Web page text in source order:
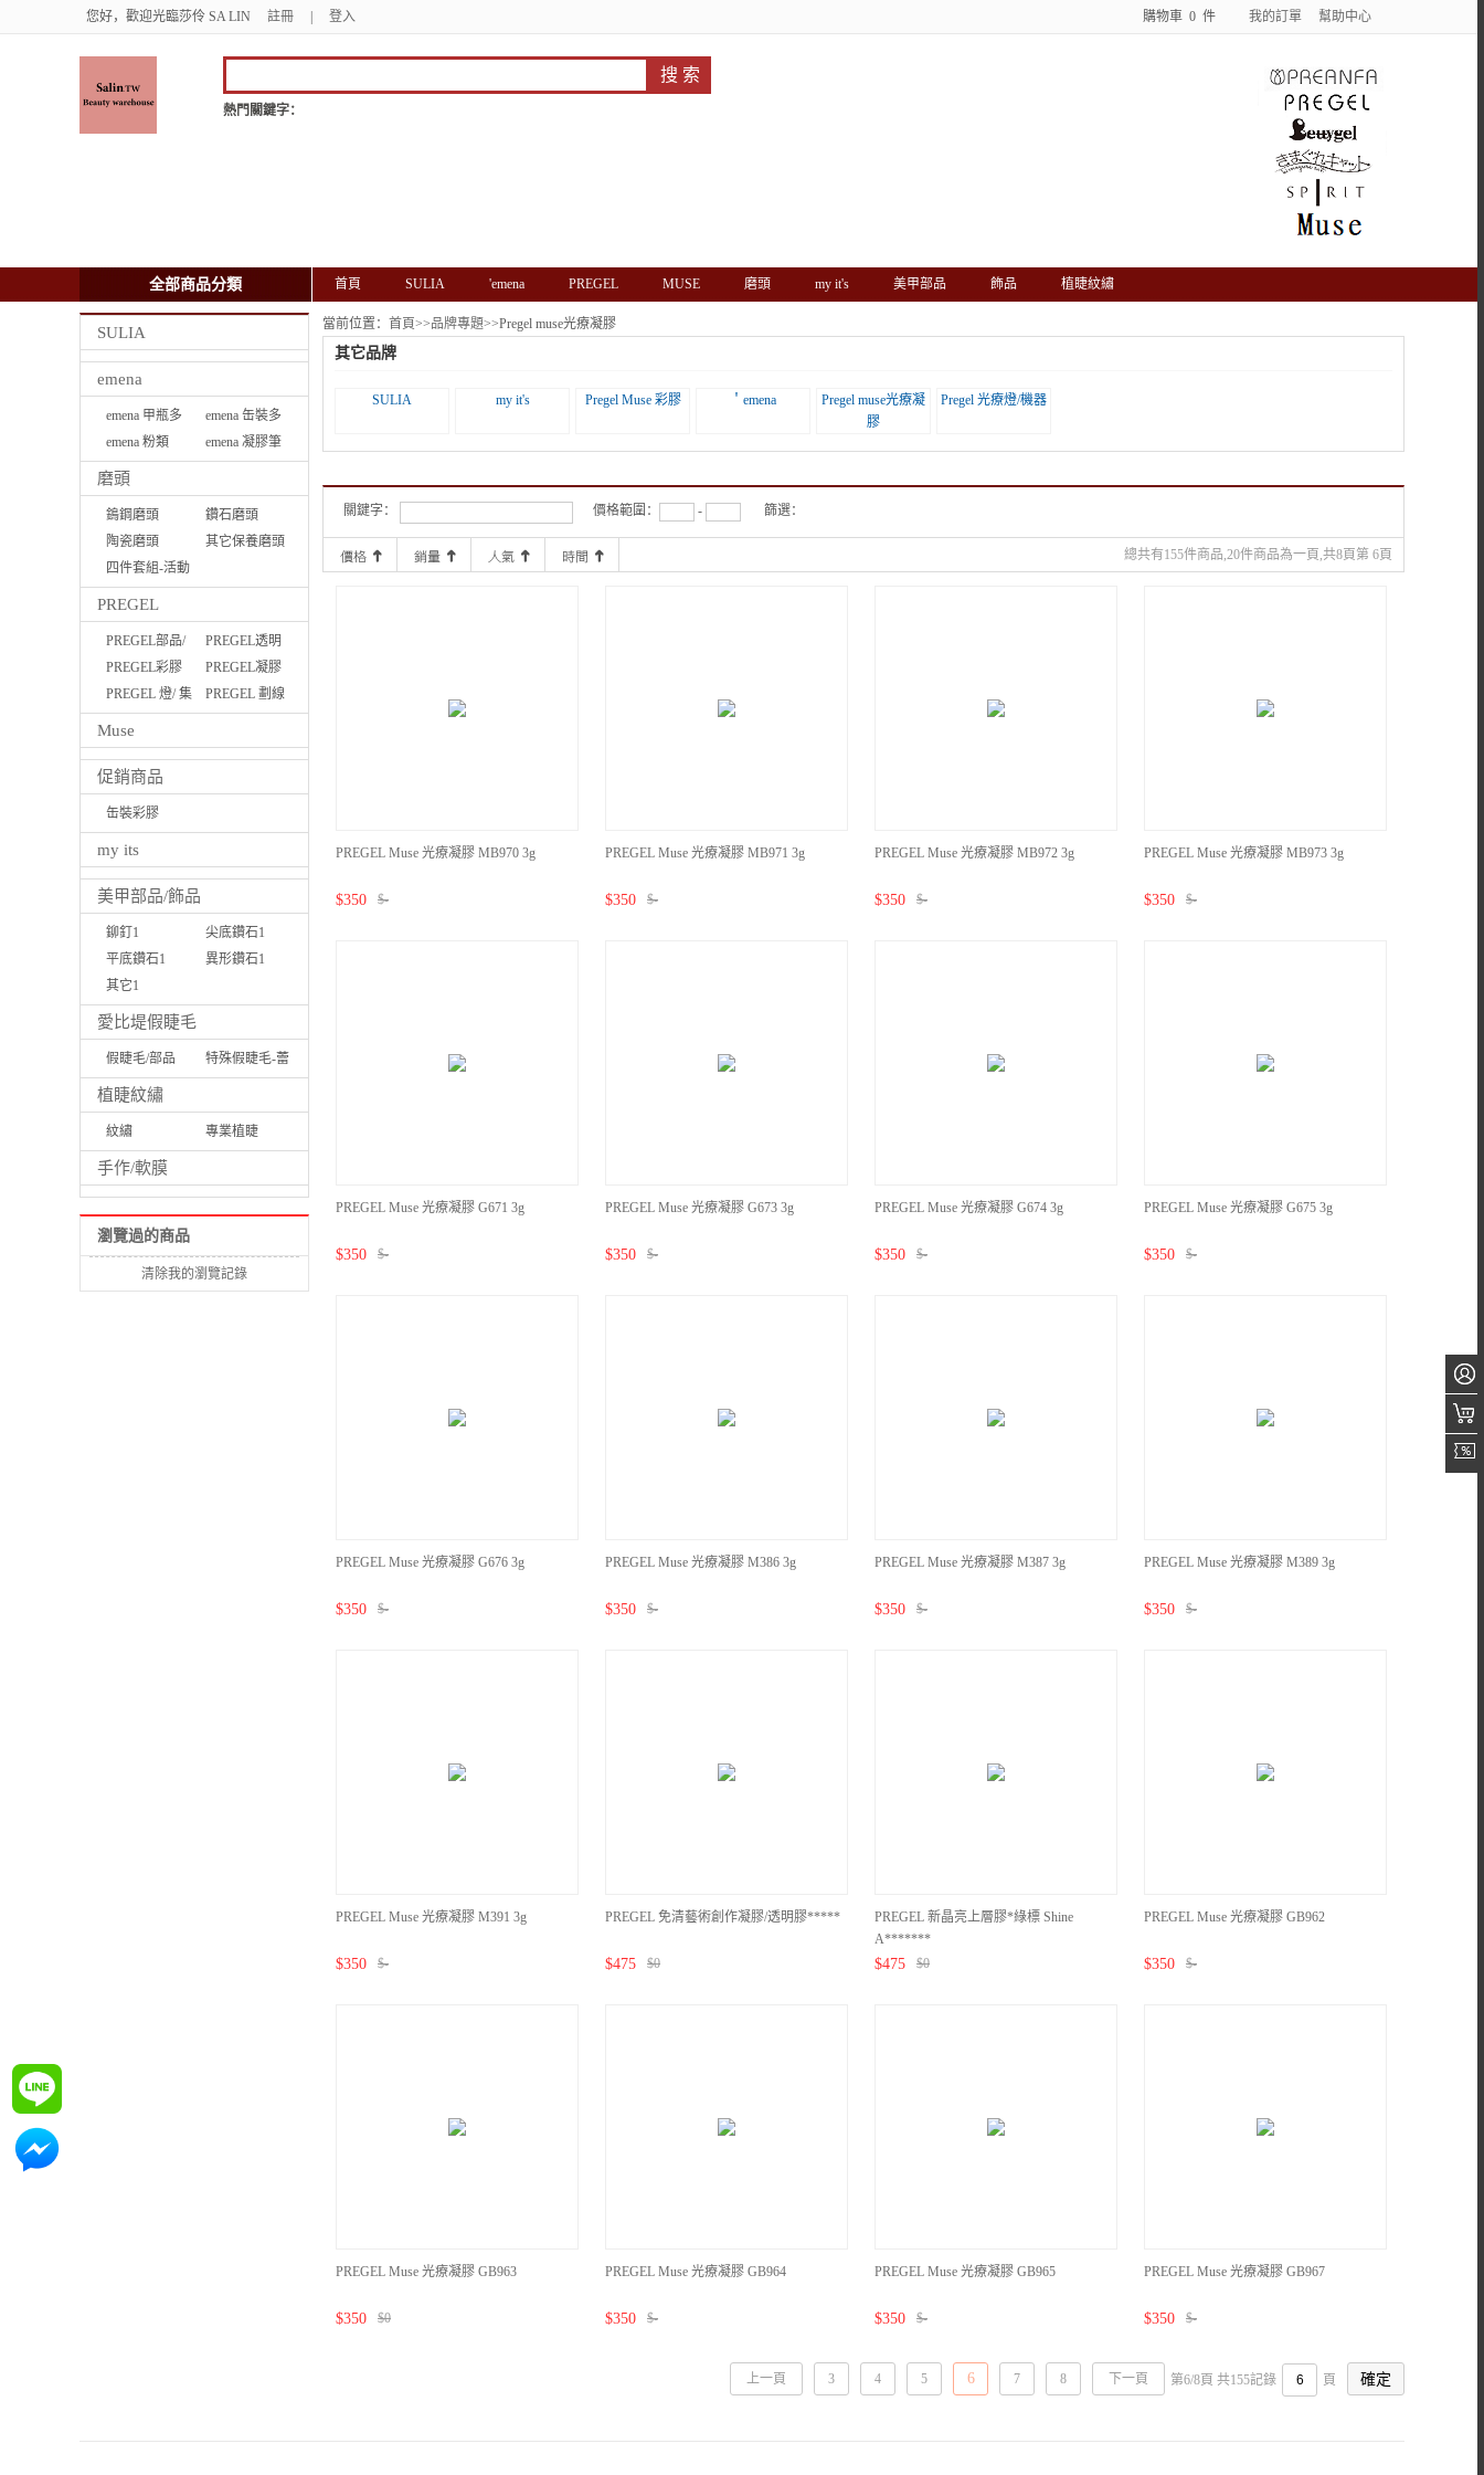
您好，歡迎光臨莎伶 SA LIN 註冊 登入 購物車 0 件 我的訂單 幫助中心
熱門關鍵字：
全部商品分類 首頁 SULIA 'emena PREGEL MUSE 磨頭 my it's 美甲部品 飾品 植睫紋繡
SULIA
emena
emena 甲瓶多
功能彩膠
emena 缶裝多
功能彩膠
emena 粉類 emena 凝膠筆
磨頭
鵭鋼磨頭
鑽石磨頭
陶瓷磨頭
其它保養磨頭
四件套組-活動
PREGEL
PREGEL部品/
磨棒/液體
PREGEL透明
功能膠
PREGEL彩膠
PREGEL凝膠
筆
PREGEL 燈/ 集
PREGEL 劃線
Muse
促銷商品
缶裝彩膠
my its
美甲部品/飾品
鉚釘1
尖底鑽石1
平底鑽石1
異形鑽石1
其它1
愛比堤假睫毛
假睫毛/部品
特殊假睫毛-蕾
植睫紋繡
紋繡 專業植睫
手作/軟膜
瀏覽過的商品
清除我的瀏覽記錄
當前位置： 首頁>>品牌專題>>Pregel muse光療凝膠
其它品牌
SULIA my it's Pregel Muse 彩膠 ＇emena
Pregel muse光療凝
膠
Pregel 光療燈/機器
關鍵字： 價格範圍： - 篩選：
總共有155件商品,20件商品為一頁,共8頁第 6頁
PREGEL Muse 光療凝膠 MB970 3g
$350 $-
PREGEL Muse 光療凝膠 MB971 3g
$350 $-
PREGEL Muse 光療凝膠 MB972 3g
$350 $-
PREGEL Muse 光療凝膠 MB973 3g
$350 $-
PREGEL Muse 光療凝膠 G671 3g
$350 $-
PREGEL Muse 光療凝膠 G673 3g
$350 $-
PREGEL Muse 光療凝膠 G674 3g
$350 $-
PREGEL Muse 光療凝膠 G675 3g
$350 $-
PREGEL Muse 光療凝膠 G676 3g
$350 $-
PREGEL Muse 光療凝膠 M386 3g
$350 $-
PREGEL Muse 光療凝膠 M387 3g
$350 $-
PREGEL Muse 光療凝膠 M389 3g
$350 $-
PREGEL Muse 光療凝膠 M391 3g
$350 $-
PREGEL 免清藝術創作凝膠/透明膠*****
$475 $0
PREGEL 新晶亮上層膠*綠標 Shine
A*******
$475 $0
PREGEL Muse 光療凝膠 GB962
$350 $-
PREGEL Muse 光療凝膠 GB963
$350 $0
PREGEL Muse 光療凝膠 GB964
$350 $-
PREGEL Muse 光療凝膠 GB965
$350 $-
PREGEL Muse 光療凝膠 GB967
$350 $-
上一頁 3 4 5 6 7 8 下一頁 第6/8頁 共155記錄 頁